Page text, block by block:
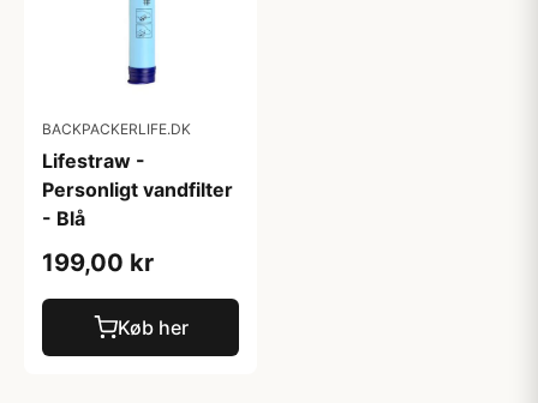
BACKPACKERLIFE.DK
Lifestraw -
Personligt vandfilter
- Blå
199,00 kr
Køb her